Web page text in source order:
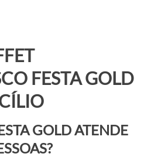
FESTA GOLD
GOLD ATENDE